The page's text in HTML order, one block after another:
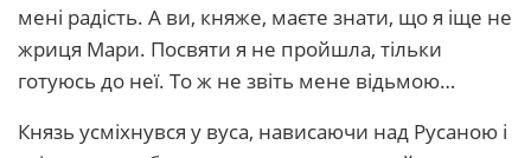
мені радість. А ви, княже, маєте знати, що я іще не
жриця Мари. Посвяти я не пройшла, тільки
готуюсь до неї. То ж не звіть мене відьмою…
Князь усміхнувся у вуса, нависаючи над Русаною і